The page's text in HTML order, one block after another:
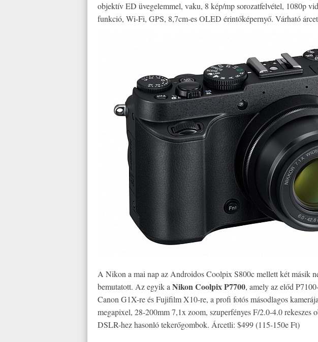
objektív ED üvegelemmel, vaku, 8 kép/mp sorozatfelvétel, 1080p
funkció, Wi-Fi, GPS, 8,7cm-es OLED érintőképernyő. Várható
A Nikon a mai nap az Androidos Coolpix S800c mellett két másik
bemutatott. Az egyik a Nikon Coolpix P7700, amely az előd
Canon G1X-re és Fujifilm X10-re, a profi fotós másodlagos
megapixel, 28-200mm 7,1x zoom, szuperfényes F/2.0-4.0 rekeszes
DSLR-hez hasonló tekerőgombok. Árcetli: $499 (115-150e Ft)